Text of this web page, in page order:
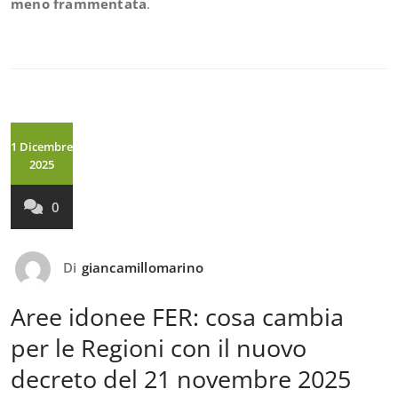
meno frammentata.
1 Dicembre
2025
0
Di giancamillomarino
Aree idonee FER: cosa cambia
per le Regioni con il nuovo
decreto del 21 novembre 2025